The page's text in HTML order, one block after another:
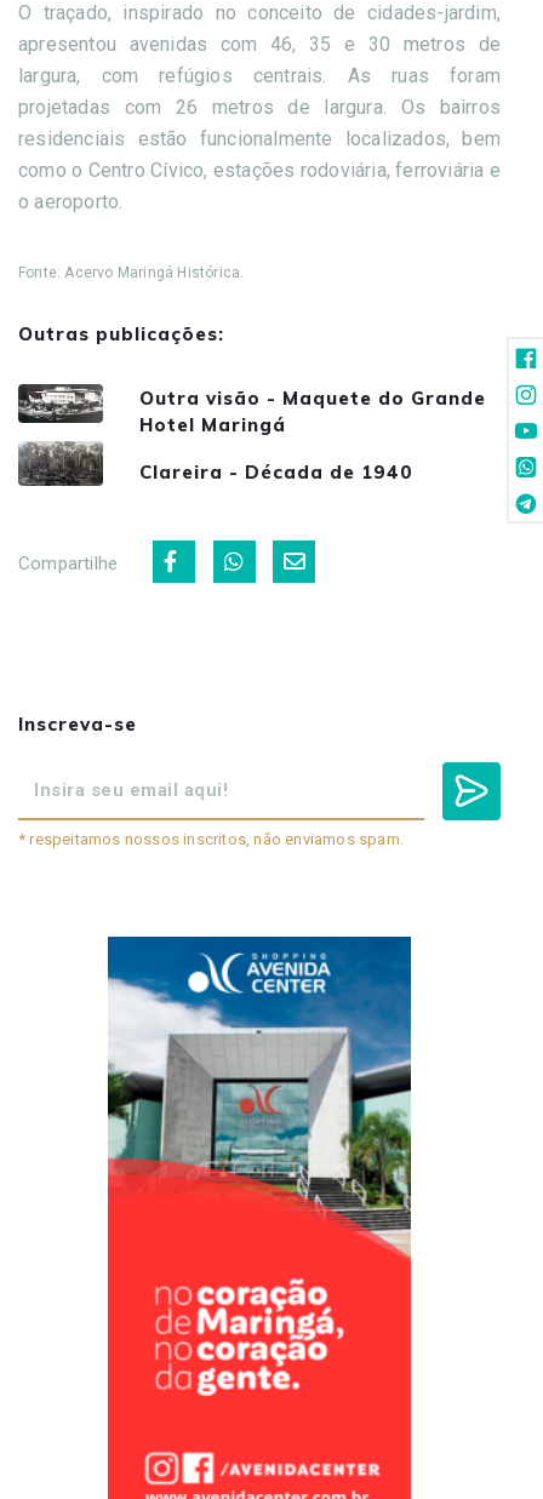
O traçado, inspirado no conceito de cidades-jardim,
apresentou avenidas com 46, 35 e 30 metros de
largura, com refúgios centrais. As ruas foram
projetadas com 26 metros de largura. Os bairros
residenciais estão funcionalmente localizados, bem
como o Centro Cívico, estações rodoviária, ferroviária e
o aeroporto.
Fonte: Acervo Maringá Histórica.
Outras publicações:
Outra visão - Maquete do Grande
Hotel Maringá
Clareira - Década de 1940
Compartilhe
Inscreva-se
* respeitamos nossos inscritos, não enviamos spam.